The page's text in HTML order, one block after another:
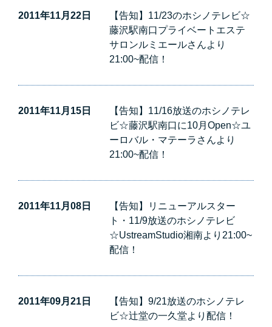
2011年11月22日
【告知】11/23のホシノテレビ☆
藤沢駅南口プライベートエステ
サロンルミエールさんより
21:00~配信！
2011年11月15日
【告知】11/16放送のホシノテレ
ビ☆藤沢駅南口に10月Open☆ユ
ーロバル・マテーラさんより
21:00~配信！
2011年11月08日
【告知】リニューアルスター
ト・11/9放送のホシノテレビ
☆UstreamStudio湘南より21:00~
配信！
2011年09月21日
【告知】9/21放送のホシノテレ
ビ☆辻堂の一久堂より配信！